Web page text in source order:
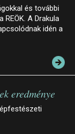
és további
A Drakula
idén a
eredménye